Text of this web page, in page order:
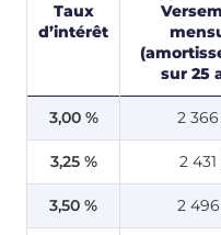
Taux
d’intérêt
sur 25
3,00 % 2
3,25 % 2 431
3,50 % 2